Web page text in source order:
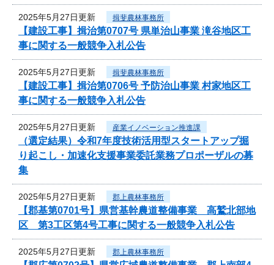
2025年5月27日更新 揖斐農林事務所
【建設工事】揖治第0707号 県単治山事業 滝谷地区工
事に関する一般競争入札公告
2025年5月27日更新 揖斐農林事務所
【建設工事】揖治第0706号 予防治山事業 村家地区工
事に関する一般競争入札公告
2025年5月27日更新 産業イノベーション推進課
（選定結果）令和7年度技術活用型スタートアップ掘
り起こし・加速化支援事業委託業務プロポーザルの募
集
2025年5月27日更新 郡上農林事務所
【郡基第0701号】県営基幹農道整備事業 高鷲北部地
区 第3工区第4号工事に関する一般競争入札公告
2025年5月27日更新 郡上農林事務所